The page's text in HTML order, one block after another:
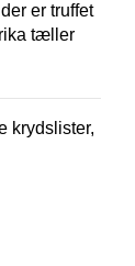
er truffet
tæller
krydslister,